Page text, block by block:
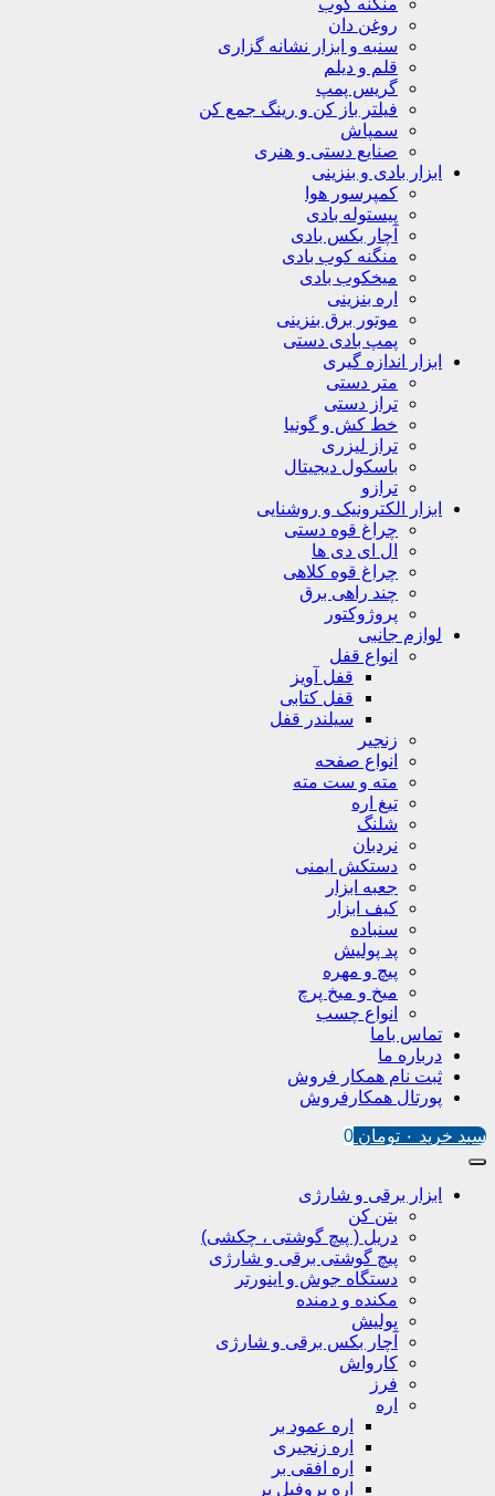
منگنه کوب
روغن دان
سنبه و ابزار نشانه گزاری
قلم و دیلم
گریس پمپ
فیلتر باز کن و رینگ جمع کن
سمپاش
صنایع دستی و هنری
ابزار بادی و بنزینی
کمپرسور هوا
پیستوله بادی
آچار بکس بادی
منگنه کوب بادی
میخکوب بادی
اره بنزینی
موتور برق بنزینی
پمپ بادی دستی
ابزار اندازه گیری
متر دستی
تراز دستی
خط کش و گونیا
تراز لیزری
باسکول دیجیتال
ترازو
ابزار الکترونیک و روشنایی
چراغ قوه دستی
ال ای دی ها
چراغ قوه کلاهی
چند راهی برق
پروژوکتور
لوازم جانبی
انواع قفل
قفل آویز
قفل کتابی
سیلندر قفل
زنجیر
انواع صفحه
مته و ست مته
تیغ اره
شلنگ
نردبان
دستکش ایمنی
جعبه ابزار
کیف ابزار
سنباده
پد پولیش
پیچ و مهره
میخ و میخ پرچ
انواع چسب
تماس باما
درباره ما
ثبت نام همکار فروش
پورتال همکارفروش
سبد خرید ۰ تومان 0
ابزار برقی و شارژی
بتن کن
دریل ( پیچ گوشتی ، چکشی)
پیچ گوشتی برقی و شارژی
دستگاه جوش و اینورتر
مکنده و دمنده
پولیش
آچار بکس برقی و شارژی
کارواش
فرز
اره
اره عمود بر
اره زنجیری
اره افقی بر
اره پروفیل پر